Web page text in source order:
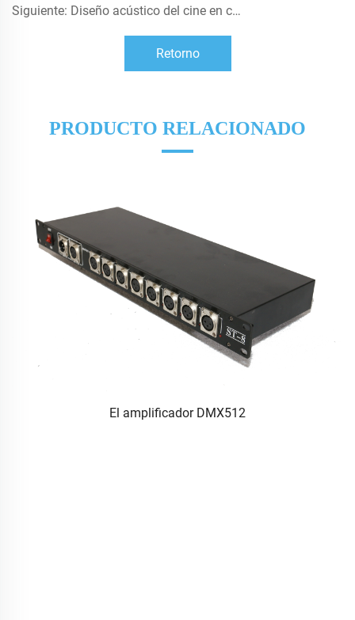
Siguiente: Diseño acústico del cine en casa en la villa de Fan Zong en el Holiday Peninsula de Huadu Country Garden
Retorno
PRODUCTO RELACIONADO
El amplificador DMX512